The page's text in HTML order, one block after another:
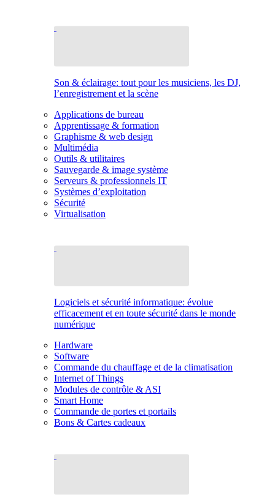
Son & éclairage: tout pour les musiciens, les DJ,
l’enregistrement et la scène
Applications de bureau
Apprentissage & formation
Graphisme & web design
Multimédia
Outils & utilitaires
Sauvegarde & image système
Serveurs & professionnels IT
Systèmes d’exploitation
Sécurité
Virtualisation
Logiciels et sécurité informatique: évolue
efficacement et en toute sécurité dans le monde
numérique
Hardware
Software
Commande du chauffage et de la climatisation
Internet of Things
Modules de contrôle & ASI
Smart Home
Commande de portes et portails
Bons & Cartes cadeaux